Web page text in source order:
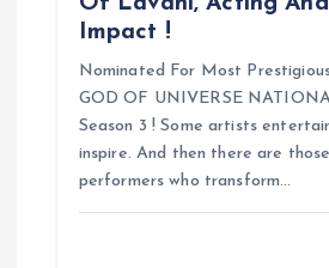
Impact !
Nominated For Most
GOD OF UNIVERSE
Season 3 ! Some artists
inspire. And then there are
performers who transform…